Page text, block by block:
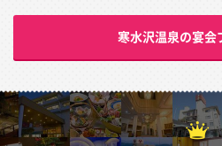
寒水沢温泉の宴会